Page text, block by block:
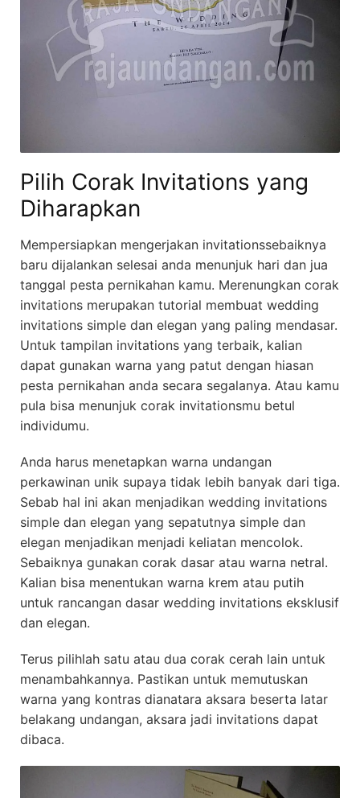
Pilih Corak Invitations yang
Diharapkan
Mempersiapkan mengerjakan invitationssebaiknya
baru dijalankan selesai anda menunjuk hari dan jua
tanggal pesta pernikahan kamu. Merenungkan corak
invitations merupakan tutorial membuat wedding
invitations simple dan elegan yang paling mendasar.
Untuk tampilan invitations yang terbaik, kalian
dapat gunakan warna yang patut dengan hiasan
pesta pernikahan anda secara segalanya. Atau kamu
pula bisa menunjuk corak invitationsmu betul
individumu.
Anda harus menetapkan warna undangan
perkawinan unik supaya tidak lebih banyak dari tiga.
Sebab hal ini akan menjadikan wedding invitations
simple dan elegan yang sepatutnya simple dan
elegan menjadikan menjadi keliatan mencolok.
Sebaiknya gunakan corak dasar atau warna netral.
Kalian bisa menentukan warna krem atau putih
untuk rancangan dasar wedding invitations eksklusif
dan elegan.
Terus pilihlah satu atau dua corak cerah lain untuk
menambahkannya. Pastikan untuk memutuskan
warna yang kontras dianatara aksara beserta latar
belakang undangan, aksara jadi invitations dapat
dibaca.